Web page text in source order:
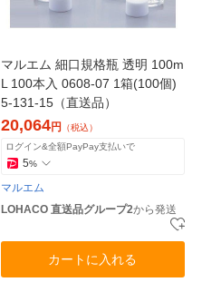
マルエム 細口規格瓶 透明 100m
L 100本入 0608-07 1箱(100個)
5-131-15（直送品）
20,064円
（税込）
ログイン&全額PayPay支払いで
5%
マルエム
LOHACO 直送品グループ2から発送
カートに入れる